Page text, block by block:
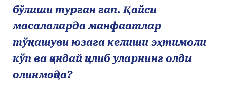
бўлиши турган гап. Қайси
масалаларда манфаатлар
тўқнашуви юзага келиши эҳтимоли
кўп ва қандай қилиб уларнинг олди
олинмоқда?